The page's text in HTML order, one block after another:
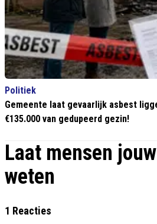
Politiek
Gemeente laat gevaarlijk asbest
€135.000 van gedupeerd gezin!
Laat mensen
weten
1 Reacties